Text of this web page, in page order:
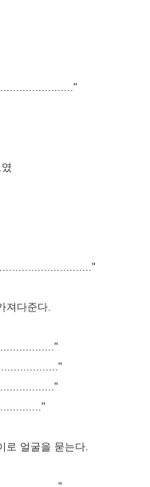
져다준다.
로 얼굴을 묻는다.